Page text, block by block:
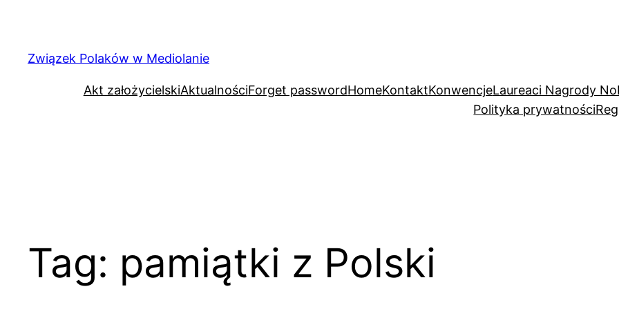
Związek Polaków w Mediolanie
Akt założycielskiAktualnościForget passwordHomeKontaktKonwencjeLaureaci Nagrody
Polityka prywatności
Tag: pamiątki z Polski